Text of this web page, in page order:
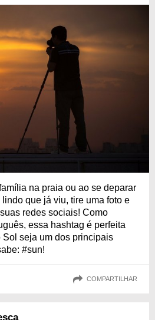
na praia ou ao se deparar
que já viu, tire uma foto e
redes sociais! Como
essa hashtag é perfeita
Sol seja um dos principais
#sun!
COMPARTILHAR